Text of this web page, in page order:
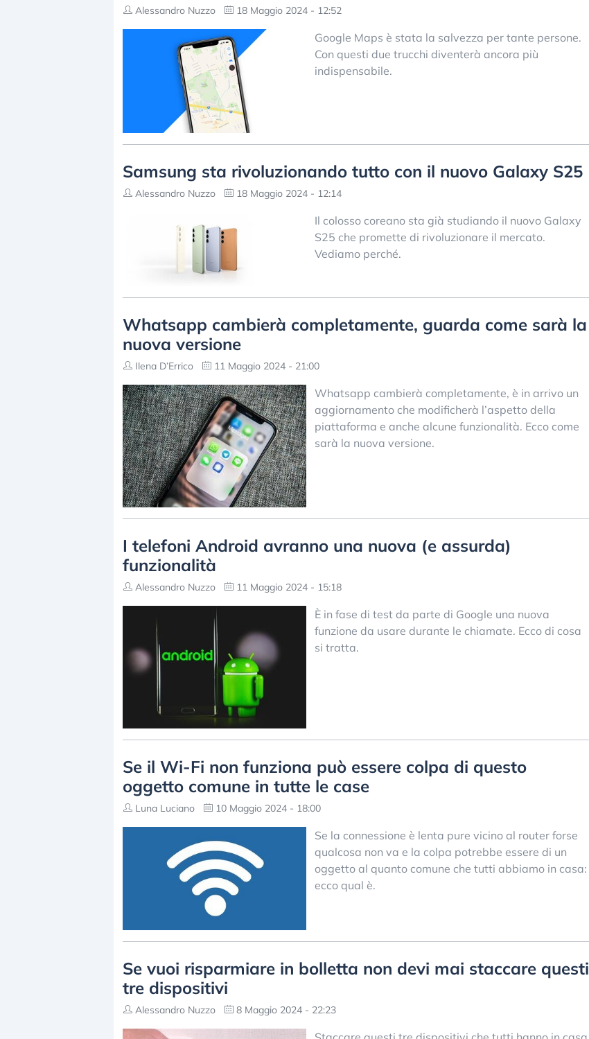
Alessandro Nuzzo 18 Maggio 2024 - 12:52
Google Maps è stata la salvezza per tante persone.
Con questi due trucchi diventerà ancora più
indispensabile.
Samsung sta rivoluzionando tutto con il nuovo Galaxy S25
Alessandro Nuzzo 18 Maggio 2024 - 12:14
Il colosso coreano sta già studiando il nuovo Galaxy
S25 che promette di rivoluzionare il mercato.
Vediamo perché.
Whatsapp cambierà completamente, guarda come sarà la
nuova versione
Ilena D’Errico 11 Maggio 2024 - 21:00
Whatsapp cambierà completamente, è in arrivo un
aggiornamento che modificherà l’aspetto della
piattaforma e anche alcune funzionalità. Ecco come
sarà la nuova versione.
I telefoni Android avranno una nuova (e assurda)
funzionalità
Alessandro Nuzzo 11 Maggio 2024 - 15:18
È in fase di test da parte di Google una nuova
funzione da usare durante le chiamate. Ecco di cosa
si tratta.
Se il Wi-Fi non funziona può essere colpa di questo
oggetto comune in tutte le case
Luna Luciano 10 Maggio 2024 - 18:00
Se la connessione è lenta pure vicino al router forse
qualcosa non va e la colpa potrebbe essere di un
oggetto al quanto comune che tutti abbiamo in casa:
ecco qual è.
Se vuoi risparmiare in bolletta non devi mai staccare questi
tre dispositivi
Alessandro Nuzzo 8 Maggio 2024 - 22:23